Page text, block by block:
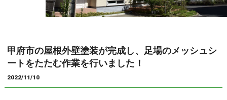
甲府市の屋根外壁塗装が完成し、足場のメッシュシ
ートをたたむ作業を行いました！
2022/11/10